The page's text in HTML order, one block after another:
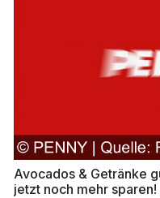
Avocados & Getränke
jetzt noch mehr sparen!